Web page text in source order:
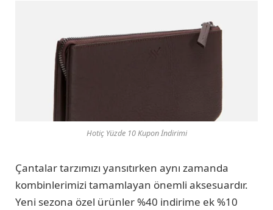
Hotiç Yüzde 10 Kupon İndirimi
Çantalar tarzımızı yansıtırken aynı zamanda
kombinlerimizi tamamlayan önemli aksesuardır.
Yeni sezona özel ürünler %40 indirime ek %10